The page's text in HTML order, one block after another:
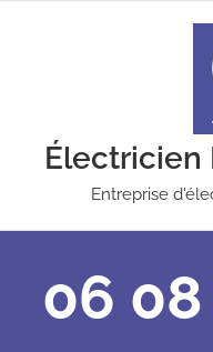
Entreprise
06